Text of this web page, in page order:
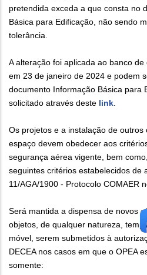
pretendida exceda a que consta no
Básica para Edificação, não sendo
tolerância.
A alteração foi aplicada ao banco
em 23 de janeiro de 2024 e podem
documento Informação Básica para
solicitado através deste link
Os projetos e a instalação de outros
espaço devem obedecer aos
segurança aérea vigente, bem
seguintes critérios estabelecidos de
11/AGA/1900 - Protocolo COMAER
Será mantida a dispensa de novos
objetos, de qualquer natureza,
móvel, serem submetidos à
DECEA nos casos em que o OPEA
somente: